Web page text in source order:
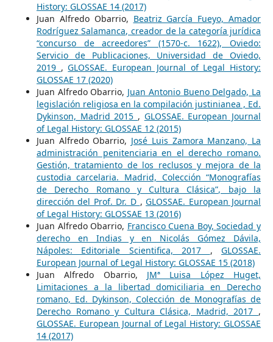
History: GLOSSAE 14 (2017)
Juan Alfredo Obarrio, Beatriz García Fueyo, Amador
Rodríguez Salamanca, creador de la categoría jurídica
“concurso de acreedores” (1570-c. 1622), Oviedo:
Servicio de Publicaciones, Universidad de Oviedo,
2019 ,GLOSSAE. European Journal of Legal History:
GLOSSAE 17 (2020)
Juan Alfredo Obarrio, Juan Antonio Bueno Delgado, La
legislación religiosa en la compilación justinianea , Ed.
Dykinson, Madrid 2015 , GLOSSAE. European Journal
of Legal History: GLOSSAE 12 (2015)
Juan Alfredo Obarrio, José Luis Zamora Manzano, La
administración penitenciaria en el derecho romano.
Gestión, tratamiento de los reclusos y mejora de la
custodia carcelaria. Madrid, Colección “Monografías
de Derecho Romano y Cultura Clásica”, bajo la
dirección del Prof. Dr. D ,GLOSSAE. European Journal
of Legal History: GLOSSAE 13 (2016)
Juan Alfredo Obarrio, Francisco Cuena Boy, Sociedad y
derecho en Indias y en Nicolás Gómez Dávila,
Nápoles: Editoriale Scientifica, 2017 ,GLOSSAE.
European Journal of Legal History: GLOSSAE 15 (2018)
Juan Alfredo Obarrio, JMª Luisa López Huget,
Limitaciones a la libertad domiciliaria en Derecho
romano, Ed. Dykinson, Colección de Monografías de
Derecho Romano y Cultura Clásica, Madrid, 2017 ,
GLOSSAE. European Journal of Legal History: GLOSSAE
14 (2017)